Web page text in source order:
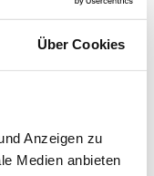
Über Cookies
Anzeigen zu
Medien anbieten